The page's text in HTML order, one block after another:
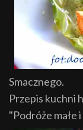
Smacznego.
Przepis kuchni
"Podróże małe